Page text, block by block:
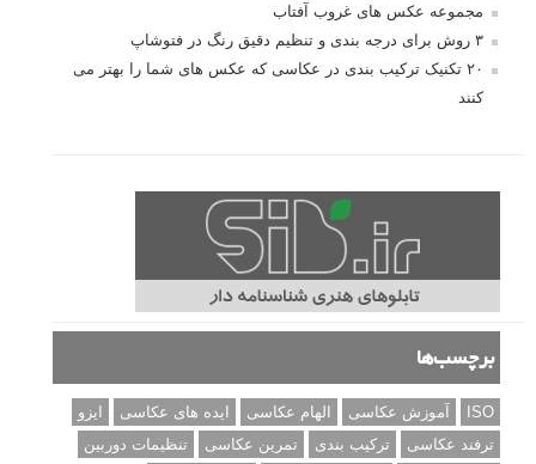
مجموعه عکس های غروب آفتاب
۳ روش برای درجه بندی و تنظیم دقیق رنگ در فتوشاپ
۲۰ تکنیک ترکیب بندی در عکاسی که عکس های شما را بهتر می
کنند
برچسب‌ها
ISO آموزش عکاسی الهام عکاسی ایده های عکاسی
ایزو
ترفند عکاسی
ترکیب بندی تمرین عکاسی
تنظیمات دوربین